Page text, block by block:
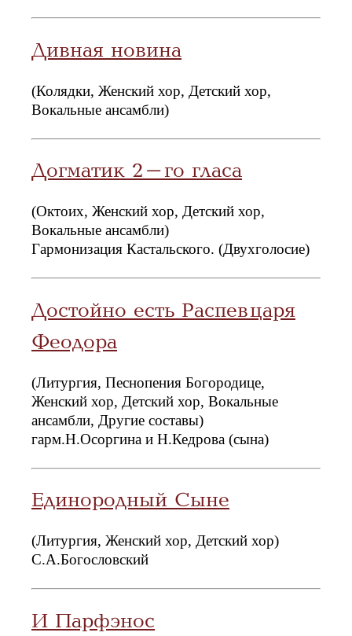
Дивная новина
(Колядки, Женский хор, Детский хор,
Вокальные ансамбли)
Догматик 2-го гласа
(Октоих, Женский хор, Детский хор,
Вокальные ансамбли)
Гармонизация Кастальского. (Двухголосие)
Достойно есть Распев царя
Феодора
(Литургия, Песнопения Богородице,
Женский хор, Детский хор, Вокальные
ансамбли, Другие составы)
гарм.Н.Осоргина и Н.Кедрова (сына)
Единородный Сыне
(Литургия, Женский хор, Детский хор)
С.А.Богословский
И Парфэнос